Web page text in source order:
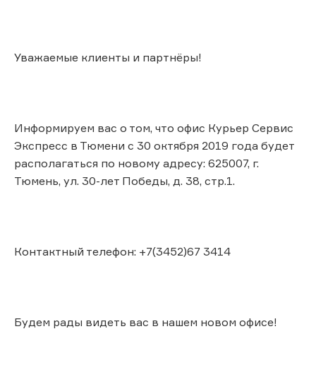
Уважаемые клиенты и партнёры!
Информируем вас о том, что офис Курьер Сервис
Экспресс в Тюмени с 30 октября 2019 года будет
располагаться по новому адресу: 625007, г.
Тюмень, ул. 30-лет Победы, д. 38, стр.1.
Контактный телефон: +7(3452)67 3414
Будем рады видеть вас в нашем новом офисе!